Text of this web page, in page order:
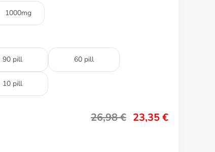
1000mg
90 pill 60 pill
10 pill
26,98€ 23,35€